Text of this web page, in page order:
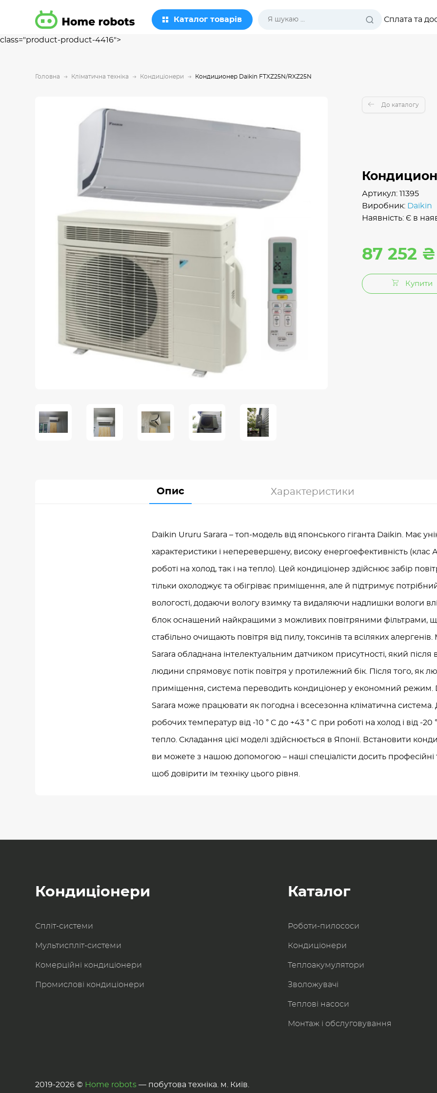
class="product-product-4416">
Каталог товарів Сплата та
Головна Кліматична техніка Кондиціонери Кондиционер Daikin FTXZ25N/RXZ25N
До каталогу
Артикул: 11395
Виробник: Daikin
Наявність: Є в
87 252 ₴
Купити
Опис Характеристики
Daikin Ururu Sarara – топ-модель від японського гіганта Daikin. Має
характеристики і неперевершену, високу енергоефективність (клас
роботі на холод, так і на тепло). Цей кондиціонер здійснює забір
тільки охолоджує та обігріває приміщення, але й підтримує
вологості, додаючи вологу взимку та видаляючи надлишки вологи
блок оснащений найкращими з можливих повітряними фільтрами,
стабільно очищають повітря від пилу, токсинів та всіляких
Sarara обладнана інтелектуальним датчиком присутності, який після
людини спрямовує потік повітря у протилежний бік. Після того, як
приміщення, система переводить кондиціонер у економний режим.
Sarara може працювати як погодна і всесезонна кліматична система.
робочих температур від -10 ° C до +43 ° C при роботі на холод і від -20
тепло. Складання цієї моделі здійснюється в Японії. Встановити
ви можете з нашою допомогою – наші спеціалісти досить професійні
щоб довірити їм техніку цього рівня.
Кондиціонери
Спліт-системи
Мультиспліт-системи
Комерційні кондиціонери
Промислові кондиціонери
Каталог
Роботи-пилоcоси
Кондиціонери
Теплоакумулятори
Зволожувачі
Теплові насоси
Монтаж і обслуговування
2019-2026 © Home robots — побутова техніка. м. Київ.